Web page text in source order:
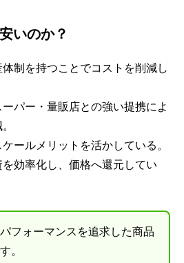
いのか？
制を持つことでコストを削減し
パー・量販店との強い提携によ
ールメリットを活かしている。
効率化し、価格へ還元してい
フォーマンスを追求した商品
。